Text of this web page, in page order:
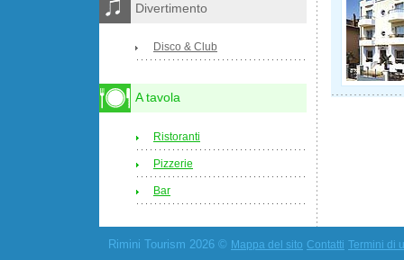
Divertimento
Disco & Club
A tavola
Ristoranti
Pizzerie
Bar
Rimini Tourism 2026 © Mappa del sito Contatti Termini di